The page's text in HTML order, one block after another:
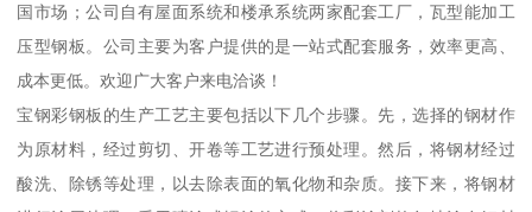
国市场；公司自有屋面系统和楼承系统两家配套工厂，瓦型能加工
压型钢板。公司主要为客户提供的是一站式配套服务，效率更高、
成本更低。欢迎广大客户来电洽谈！
宝钢彩钢板的生产工艺主要包括以下几个步骤。先，选择的钢材作
为原材料，经过剪切、开卷等工艺进行预处理。然后，将钢材经过
酸洗、除锈等处理，以去除表面的氧化物和杂质。接下来，将钢材